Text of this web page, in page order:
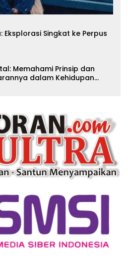
Eksplorasi Singkat ke Perpus
Memahami Prinsip dan
dalam Kehidupan